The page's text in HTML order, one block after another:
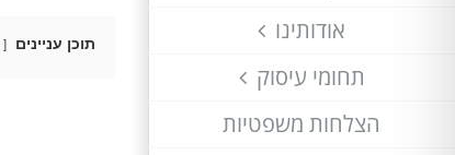
אודותינו
תחומי עיסוק
הצלחות משפטיות
תוכן עניינים